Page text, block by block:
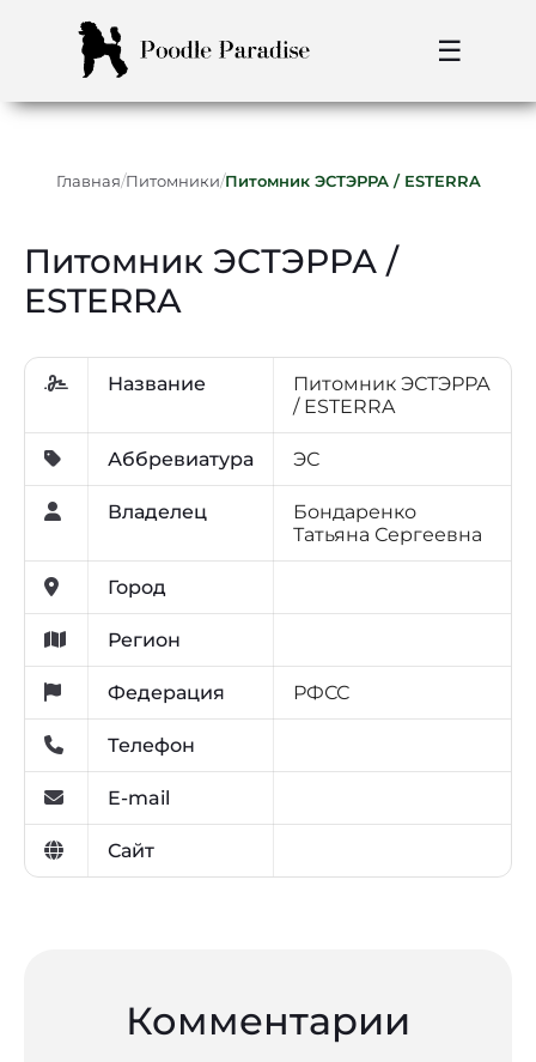
☰
Главная/Питомники/Питомник ЭСТЭРРА / ESTERRA
Питомник ЭСТЭРРА /
ESTERRA
Название
Питомник ЭСТЭРРА
/ ESTERRA
Аббревиатура ЭС
Владелец
Бондаренко
Татьяна Сергеевна
Город
Регион
Федерация РФСС
Телефон
E-mail
Сайт
Комментарии